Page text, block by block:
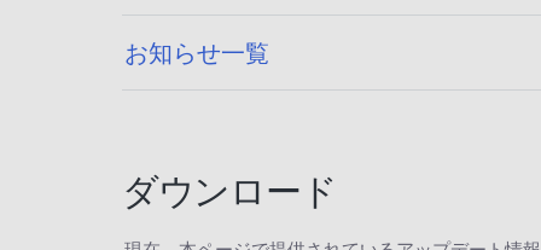
お知らせ一覧
ダウンロード